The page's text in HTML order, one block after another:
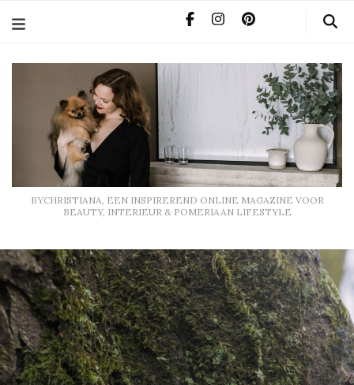
BYCHRISTIANA, EEN INSPIREREND ONLINE MAGAZINE VOOR
BEAUTY, INTERIEUR & POMERIAAN LIFESTYLE